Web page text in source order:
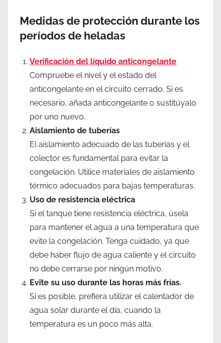
Medidas de protección durante los
períodos de heladas
Verificación del líquido anticongelante
Compruebe el nivel y el estado del
anticongelante en el circuito cerrado. Si es
necesario, añada anticongelante o sustitúyalo
por uno nuevo.
Aislamiento de tuberías
El aislamiento adecuado de las tuberías y el
colector es fundamental para evitar la
congelación. Utilice materiales de aislamiento
térmico adecuados para bajas temperaturas.
Uso de resistencia eléctrica
Si el tanque tiene resistencia eléctrica, úsela
para mantener el agua a una temperatura que
evite la congelación. Tenga cuidado, ya que
debe haber flujo de agua caliente y el circuito
no debe cerrarse por ningún motivo.
Evite su uso durante las horas más frías.
Si es posible, prefiera utilizar el calentador de
agua solar durante el día, cuando la
temperatura es un poco más alta.